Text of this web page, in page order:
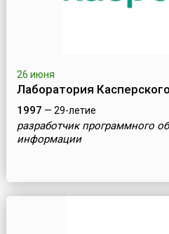
26 июня
Лаборатория Касперского
1997 — 29-летие
разработчик программного
информации